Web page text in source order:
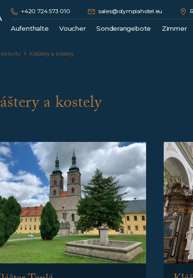
+420 724 573 010 sales@olympiahotel.eu
Aufenthalte
Wellness Pakete
Voucher
Sonderangebote
Zimmer
Aktivity Kláštery a kostely
a kostely